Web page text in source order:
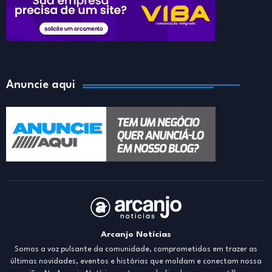
Anuncie aqui
Arcanjo Notícias
Somos a voz pulsante da comunidade, comprometidos em trazer as
últimas novidades, eventos e histórias que moldam e conectam nossa